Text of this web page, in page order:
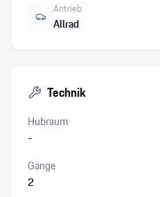
Antrieb
Allrad
Technik
Hubraum
-
Gänge
2